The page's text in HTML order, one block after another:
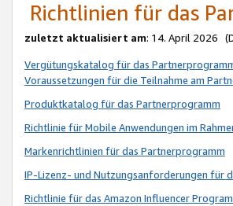
Richtlinien für das
zuletzt aktualisiert am: 14. April 2026
Vergütungskatalog für das
Voraussetzungen für die Teilnahme am
Produktkatalog für das Partnerprogramm
Richtlinie für Mobile Anwendungen im
Markenrichtlinien für das Partnerprogramm
IP-Lizenz- und Nutzungsanforderungen für
Richtlinie für das Amazon Influencer